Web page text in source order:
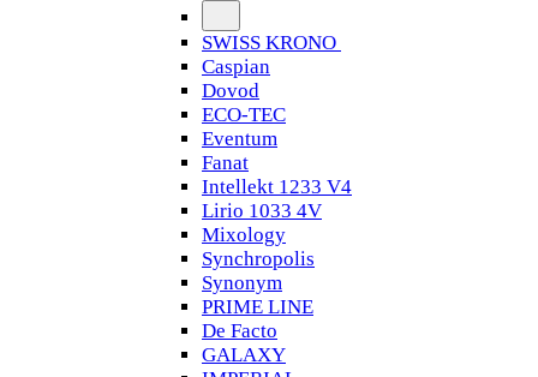
SWISS KRONO
Caspian
Dovod
ECO-TEC
Eventum
Fanat
Intellekt 1233 V4
Lirio 1033 4V
Mixology
Synchropolis
Synonym
PRIME LINE
De Facto
GALAXY